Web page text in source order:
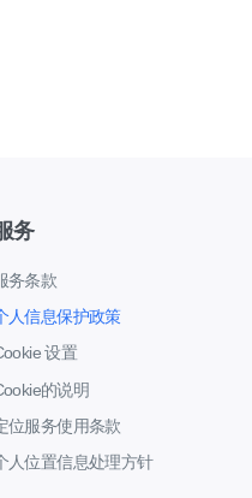
务
务条款
人信息保护政策
设置
的说明
位服务使用条款
人位置信息处理方针